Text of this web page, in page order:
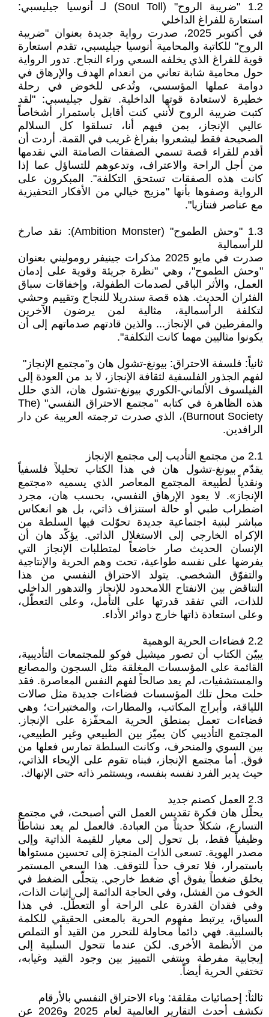
1.2 "ضريبة الروح" (Soul Toll) لـ أنوسيا جيليسبي:
استعارة للفراغ الداخلي
في أكتوبر 2025، صدرت رواية جديدة بعنوان "ضريبة
الروح" للكاتبة والمحامية أنوسيا جيليسبي، تقدم استعارة
قوية للفراغ الذي يخلفه السعي وراء النجاح. تدور الرواية
حول محامية شابة تعاني من انعدام الهدف والإرهاق في
دوامة عملها المؤسسي، وتُدعى للخوض في رحلة
خطيرة لاستعادة قوتها الداخلية. تقول جيليسبي: "لقد
كتبت ضريبة الروح لأنني كنت أقابل باستمرار أشخاصاً
عاليي الإنجاز، بمن فيهم أنا، تسلقوا كل السلالم
الصحيحة فقط ليشعروا بفراغ غريب في القمة. أردت أن
أقدم للقراء قصة تسمي الصفقات الصامتة التي نقدمها
من أجل الراحة والاعتراف، وتدعوهم للتساؤل عما إذا
كانت هذه الصفقات تستحق التكلفة". المبكرون على
الرواية وصفوها بأنها "مزيج خيالي من الأفكار التحفيزية
مع عناصر فنتازيا".
1.3 "وحش الطموح" (Ambition Monster): نقد صارخ
للرأسمالية
صدرت في مايو 2025 مذكرات جينيفر روموليني بعنوان
"وحش الطموح"، وهي "نظرة جريئة وقوية على إدمان
العمل، والأثر الباقي لصدمات الطفولة، وإخفاقات سباق
الفئران الحديث. هذه قصة سندريلا للنجاح وتقييم وحشي
لتكلفة الرأسمالية، مثالية لمن يرضون الآخرين
والمفرطين في الإنجاز... والذين قادتهم صدماتهم إلى أن
يكونوا مثاليين مهما كانت التكلفة".
ثانياً: فلسفة الاحتراق: بيونغ-تشول هان و"مجتمع الإنجاز"
لفهم الجذور الفلسفية لثقافة الإنجاز، لا بد من العودة إلى
الفيلسوف الألماني-الكوري بيونغ-تشول هان، الذي حلل
هذه الظاهرة في كتابه "مجتمع الاحتراق النفسي" (The
Burnout Society)، الذي صدرت ترجمته العربية عن دار
الرافدين.
2.1 من مجتمع التأديب إلى مجتمع الإنجاز
يقدّم بيونغ-تشول هان في هذا الكتاب تحليلاً فلسفياً
ونقدياً لطبيعة المجتمع المعاصر الذي يسميه «مجتمع
الإنجاز». لا يعود الإرهاق النفسي، بحسب هان، مجرد
اضطراب طبي أو حالة استنزاف ذاتي، بل هو انعكاس
مباشر لبنية اجتماعية جديدة تحوّلت فيها السلطة من
الإكراه الخارجي إلى الاستغلال الذاتي. يؤكّد هان أن
الإنسان الحديث صار خاضعاً لمتطلبات الإنجاز التي
يفرضها على نفسه طواعية، تحت وهم الحرية والإنتاجية
والتفوّق الشخصي. يتولد الاحتراق النفسي من هذا
التناقض بين الانفتاح اللامحدود للإنجاز والتدهور الداخلي
للذات، التي تفقد قدرتها على التأمل، وعلى التعطّل،
وعلى استعادة ذاتها خارج دوائر الأداء.
2.2 فضاءات الحرية الوهمية
يبيّن الكتاب أن تصور ميشيل فوكو للمجتمعات التأديبية،
القائمة على المؤسسات المغلقة مثل السجون والمصانع
والمستشفيات، لم يعد صالحاً لفهم النفس المعاصرة. فقد
حلت محل تلك المؤسسات فضاءات جديدة مثل صالات
اللياقة، وأبراج المكاتب، والمطارات، والمختبرات؛ وهي
فضاءات تعمل بمنطق الحرية المحفّزة على الإنجاز.
المجتمع التأديبي كان يميّز بين الطبيعي وغير الطبيعي،
بين السوي والمنحرف، وكانت السلطة تمارس فعلها من
فوق. أما مجتمع الإنجاز، فبناه تقوم على الإيحاء الذاتي،
حيث يدير الفرد نفسه بنفسه، ويستثمر ذاته حتى الإنهاك.
2.3 العمل كصنم جديد
يحلّل هان فكرة تقديس العمل التي أصبحت، في مجتمع
التسارع، شكلاً حديثاً من العبادة. فالعمل لم يعد نشاطاً
وظيفياً فقط، بل تحول إلى معيار للقيمة الذاتية وإلى
مصدر الهوية. تسعى الذات المنجزة إلى تحسين مستواها
باستمرار، فلا تعرف حداً للتوقف. هذا السعي المستمر
يخلق ضغطاً يفوق أي ضغط خارجي. يتجلّى الضغط في
الخوف من الفشل، وفي الحاجة الدائمة إلى إثبات الذات،
وفي فقدان القدرة على الراحة أو التعطّل. في هذا
السياق، يرتبط مفهوم الحرية بالمعنى الحقيقي للكلمة
بالسلبية. فهي دائماً محاولة للتحرر من القيد أو التملص
من الأنظمة الأخرى. لكن عندما تتحول السلبية إلى
إيجابية مفرطة وينتفي التمييز بين وجود القيد وغيابه،
تختفي الحرية أيضاً.
ثالثاً: إحصائيات مقلقة: وباء الاحتراق النفسي بالأرقام
تكشف أحدث التقارير العالمية لعام 2025 و2026 عن